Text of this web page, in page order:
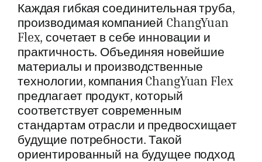
Каждая гибкая соединительная труба,
производимая компанией ChangYuan
Flex, сочетает в себе инновации и
практичность. Объединяя новейшие
материалы и производственные
технологии, компания ChangYuan Flex
предлагает продукт, который
соответствует современным
стандартам отрасли и предвосхищает
будущие потребности. Такой
ориентированный на будущее подход